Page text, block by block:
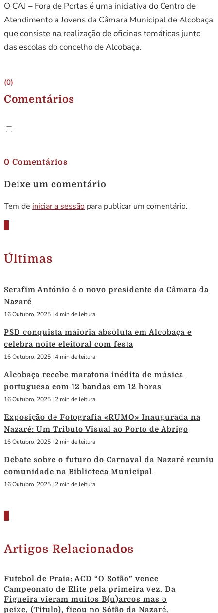
O CAJ – Fora de Portas é uma iniciativa do Centro de
Atendimento a Jovens da Câmara Municipal de Alcobaça
que consiste na realização de oficinas temáticas junto
das escolas do concelho de Alcobaça.
(0)
Comentários
0 Comentários
Deixe um comentário
Tem de iniciar a sessão para publicar um comentário.
Últimas
Serafim António é o novo presidente da Câmara da
Nazaré
16 Outubro, 2025 | 4 min de leitura
PSD conquista maioria absoluta em Alcobaça e
celebra noite eleitoral com festa
16 Outubro, 2025 | 4 min de leitura
Alcobaça recebe maratona inédita de música
portuguesa com 12 bandas em 12 horas
16 Outubro, 2025 | 2 min de leitura
Exposição de Fotografia «RUMO» Inaugurada na
Nazaré: Um Tributo Visual ao Porto de Abrigo
16 Outubro, 2025 | 2 min de leitura
Debate sobre o futuro do Carnaval da Nazaré reuniu
comunidade na Biblioteca Municipal
16 Outubro, 2025 | 2 min de leitura
Artigos Relacionados
Futebol de Praia: ACD “O Sotão” vence
Campeonato de Elite pela primeira vez. Da
Figueira vieram muitos B(u)arcos mas o
peixe, (Titulo), ficou no Sótão da Nazaré.